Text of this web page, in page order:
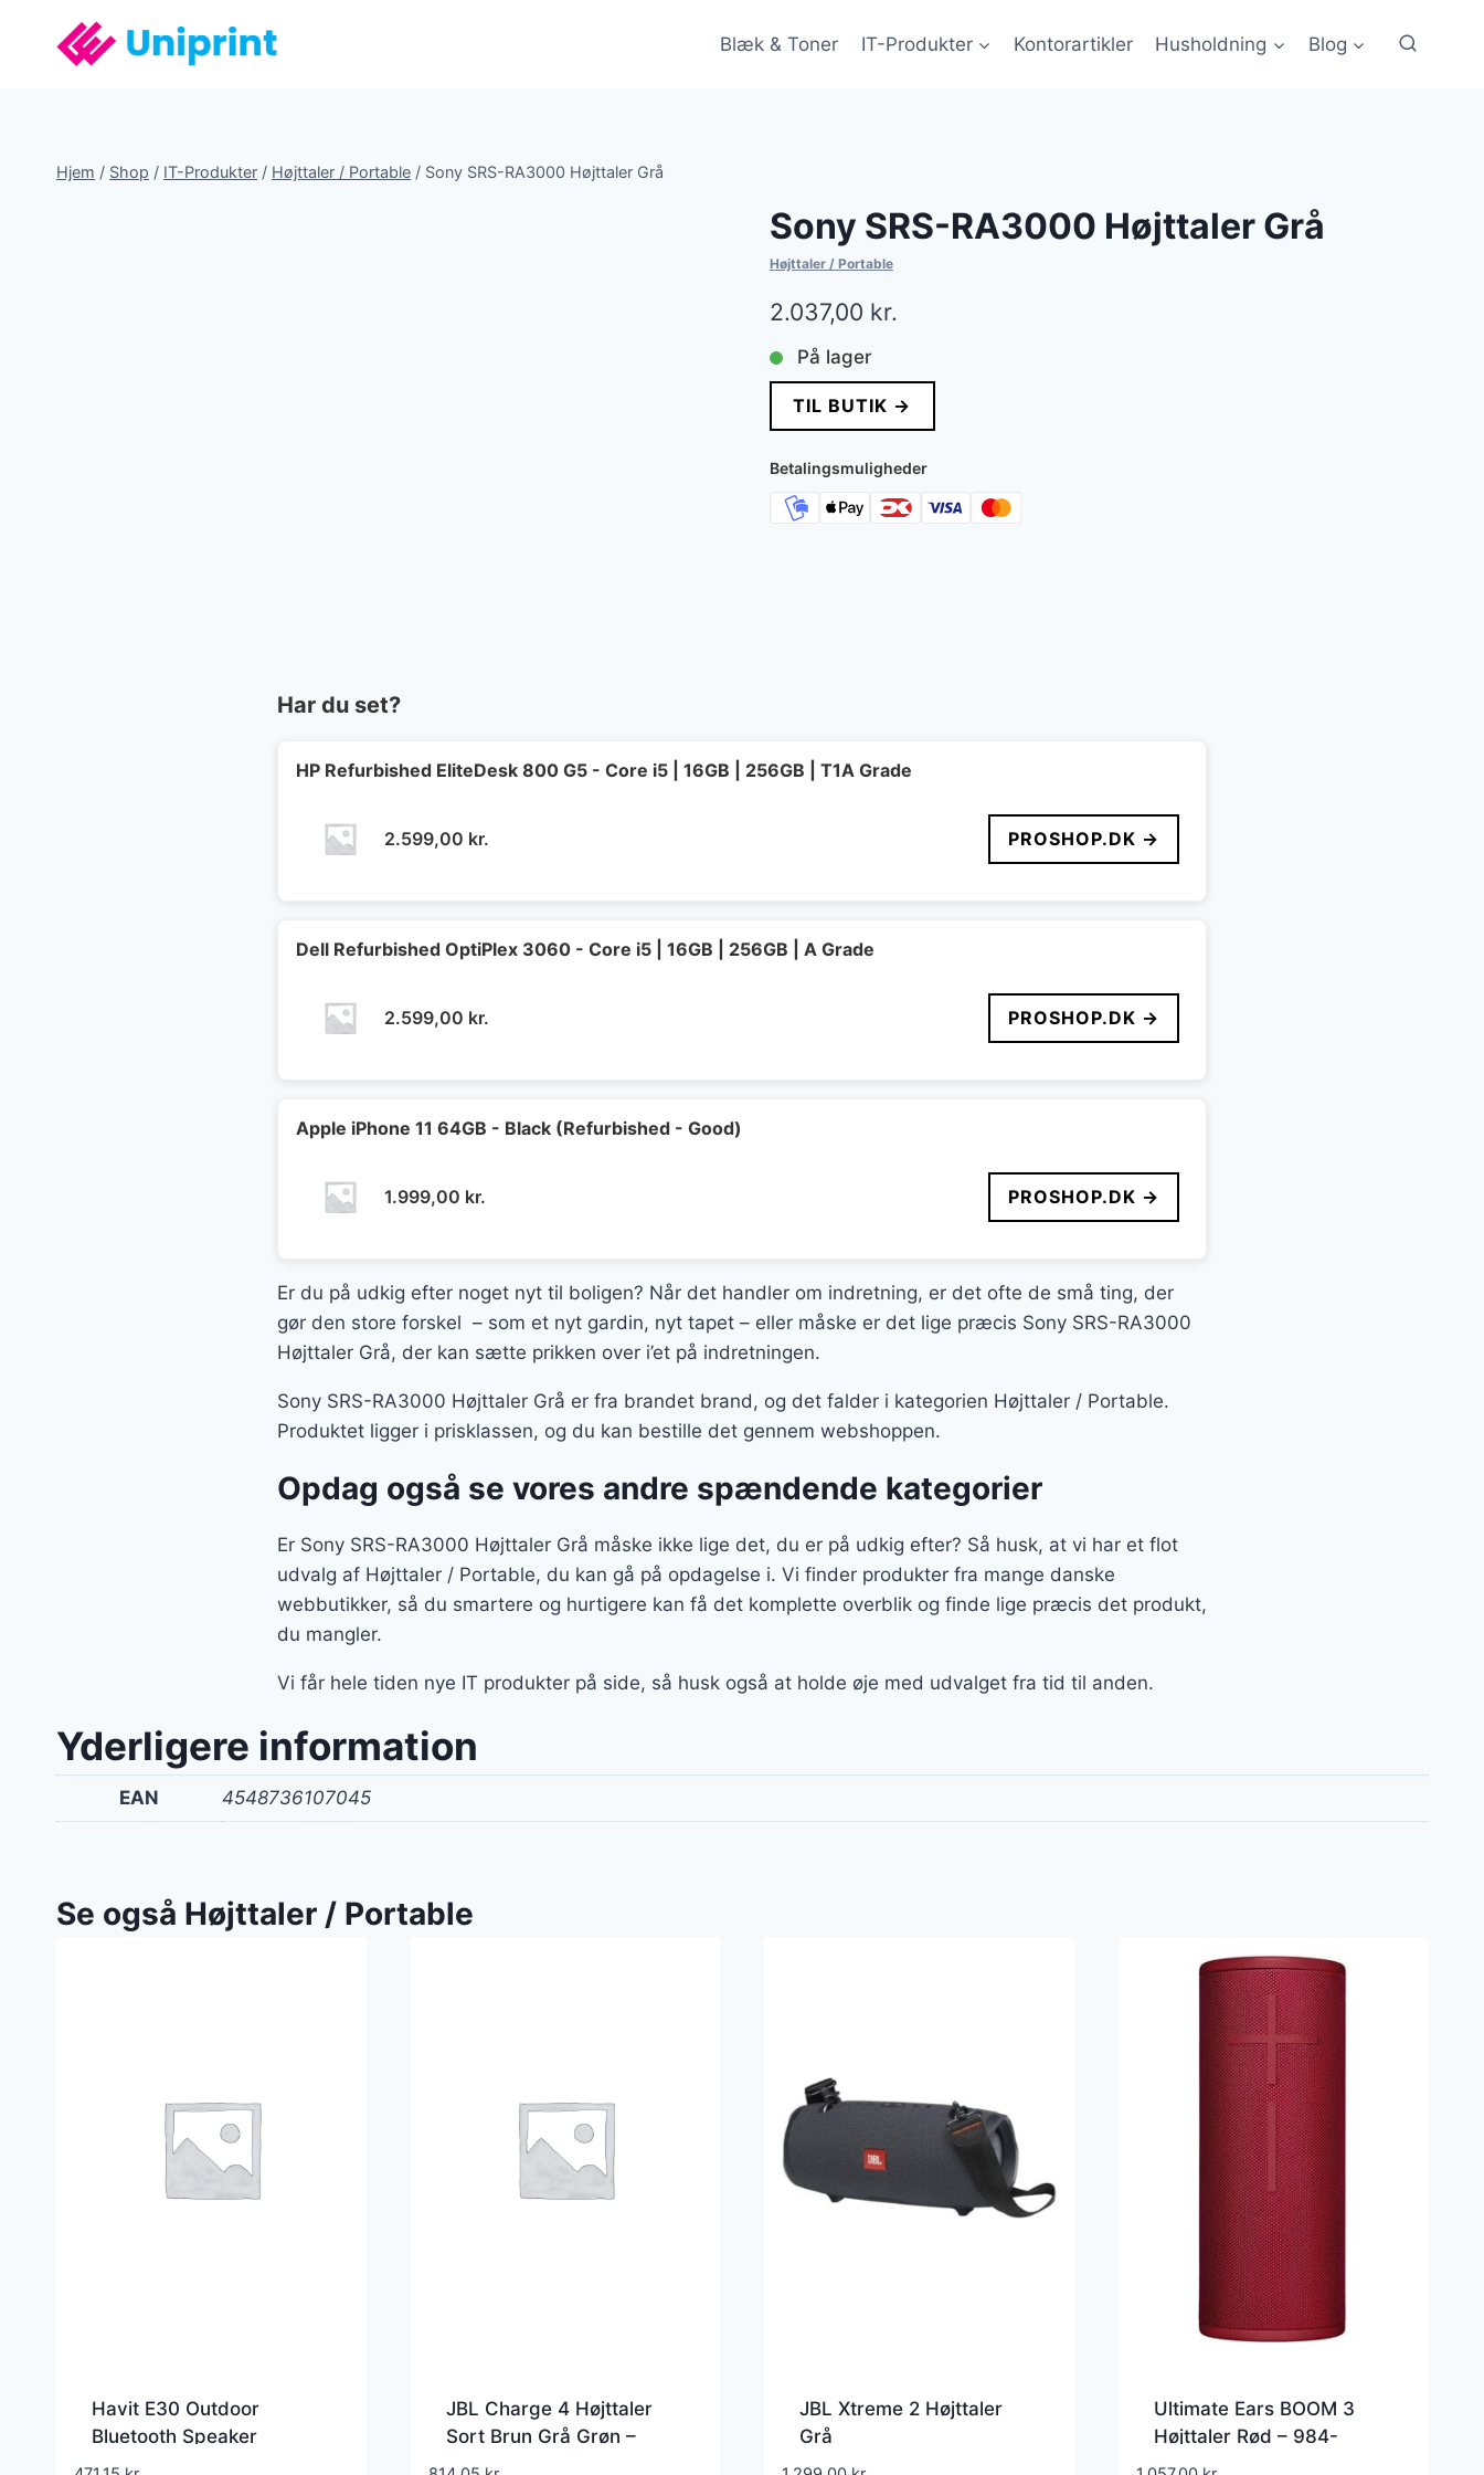
Blæk & Toner IT-Produkter Kontorartikler Husholdning Blog
Hjem / Shop / IT-Produkter / Højttaler / Portable / Sony SRS-RA3000 Højttaler Grå
Sony SRS-RA3000 Højttaler Grå
Højttaler / Portable
2.037,00 kr.
På lager
TIL BUTIK →
Betalingsmuligheder
Har du set?
HP Refurbished EliteDesk 800 G5 - Core i5 | 16GB | 256GB | T1A Grade
2.599,00 kr. PROSHOP.DK →
Dell Refurbished OptiPlex 3060 - Core i5 | 16GB | 256GB | A Grade
2.599,00 kr. PROSHOP.DK →
Apple iPhone 11 64GB - Black (Refurbished - Good)
1.999,00 kr. PROSHOP.DK →
Er du på udkig efter noget nyt til boligen? Når det handler om indretning, er det ofte de små ting, der
gør den store forskel – som et nyt gardin, nyt tapet – eller måske er det lige præcis Sony SRS-RA3000
Højttaler Grå, der kan sætte prikken over i’et på indretningen.
Sony SRS-RA3000 Højttaler Grå er fra brandet brand, og det falder i kategorien Højttaler / Portable.
Produktet ligger i prisklassen, og du kan bestille det gennem webshoppen.
Opdag også se vores andre spændende kategorier
Er Sony SRS-RA3000 Højttaler Grå måske ikke lige det, du er på udkig efter? Så husk, at vi har et flot
udvalg af Højttaler / Portable, du kan gå på opdagelse i. Vi finder produkter fra mange danske
webbutikker, så du smartere og hurtigere kan få det komplette overblik og finde lige præcis det produkt,
du mangler.
Vi får hele tiden nye IT produkter på side, så husk også at holde øje med udvalget fra tid til anden.
Yderligere information
EAN 4548736107045
Se også Højttaler / Portable
Havit E30 Outdoor
Bluetooth Speaker
Black/Grey
JBL Charge 4 Højttaler
Sort Brun Grå Grøn –
JBLCharge4squad
JBL Xtreme 2 Højttaler
Grå
Ultimate Ears BOOM 3
Højttaler Rød – 984-
001364